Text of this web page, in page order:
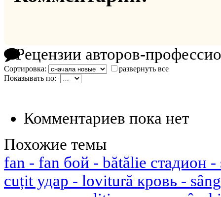
Рецензии авторов-
Сортировка:
развернуть все
Показывать по:
Комментариев пока нет
Похожие темы
fan - fan бой - bătălie стадион
cuțit удар - lovitură кровь -